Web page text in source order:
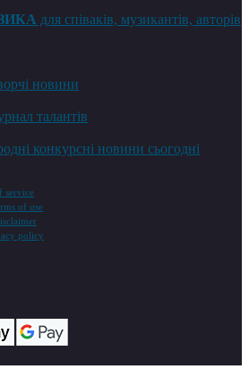
для співаків, музикантів, авторів
новини
талантів
конкурсні новини сьогодні
service
of use
policy